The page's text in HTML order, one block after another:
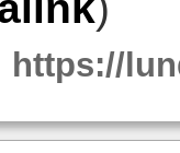
https://